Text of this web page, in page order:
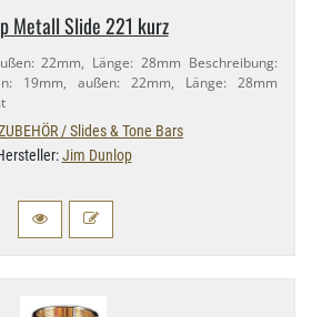
Metall Slide 221 kurz
22mm, Länge: 28mm Beschreibung:
19mm, außen: 22mm, Länge: 28mm
/ Slides & Tone Bars
Jim Dunlop